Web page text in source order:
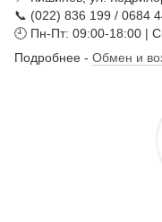
📞 (022) 836 199 / 0684
🕘 Пн-Пт: 09:00-18:00 |
Подробнее - Обмен и